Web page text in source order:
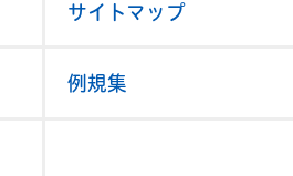
サイトマップ
例規集